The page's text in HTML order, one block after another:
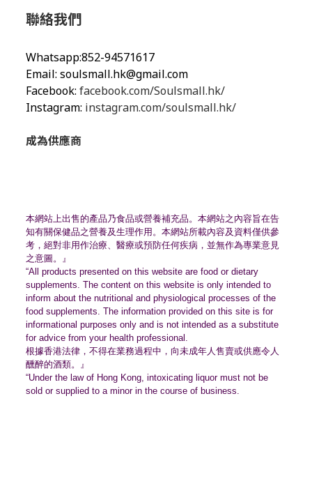
聯絡我們
Whatsapp:852-94571617
Email: soulsmall.hk@gmail.com
Facebook: facebook.com/Soulsmall.hk/
Instagram: instagram.com/soulsmall.hk/
成為供應商
本網站上出售的產品乃食品或營養補充品。 本網站之內容旨在告
知有關保健品之營養及生理作用。 本網站所載內容及資料僅供參
考，絕對非用作治療、 醫療或預防任何疾病，並無作為專業意見
之意圖。』
“All products presented on this website are food or dietary
supplements. The content on this website is only intended to
inform about the nutritional and physiological processes of the
food supplements. The information provided on this site is for
informational purposes only and is not intended as a substitute
for advice from your health professional.
根據香港法律，不得在業務過程中， 向未成年人售賣或供應令人
醺醉的酒類。』
“Under the law of Hong Kong, intoxicating liquor must not be
sold or supplied to a minor in the course of business.